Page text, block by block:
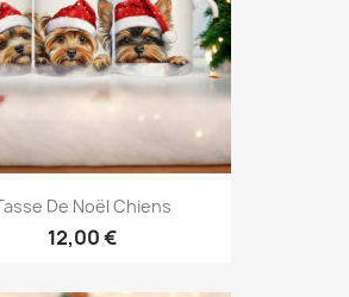
De Noël Chiens
12,00 €